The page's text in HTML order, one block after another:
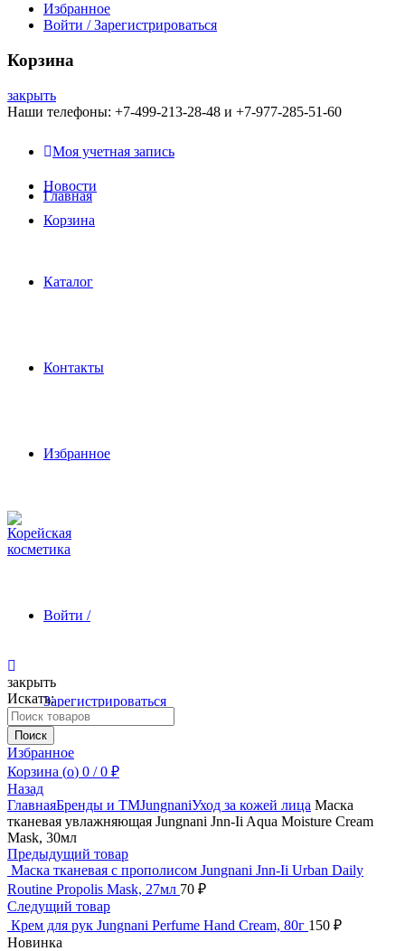
Избранное
Войти / Зарегистрироваться
Корзина
закрыть
Наши телефоны: +7-499-213-28-48 и +7-977-285-51-60
Моя учетная запись
Новости
Корзина
Главная
Каталог
Контакты
Избранное
Войти /
Зарегистрироваться
закрыть
Искать:
Поиск
Избранное
Корзина (o) 0 / 0 ₽
Назад
ГлавнаяБренды и ТМJungnaniУход за кожей лица Маска
тканевая увлажняющая Jungnani Jnn-Ii Aqua Moisture Cream
Mask, 30мл
Предыдущий товар
Маска тканевая с прополисом Jungnani Jnn-Ii Urban Daily
Routine Propolis Mask, 27мл 70 ₽
Следущий товар
Крем для рук Jungnani Perfume Hand Cream, 80г 150 ₽
Новинка